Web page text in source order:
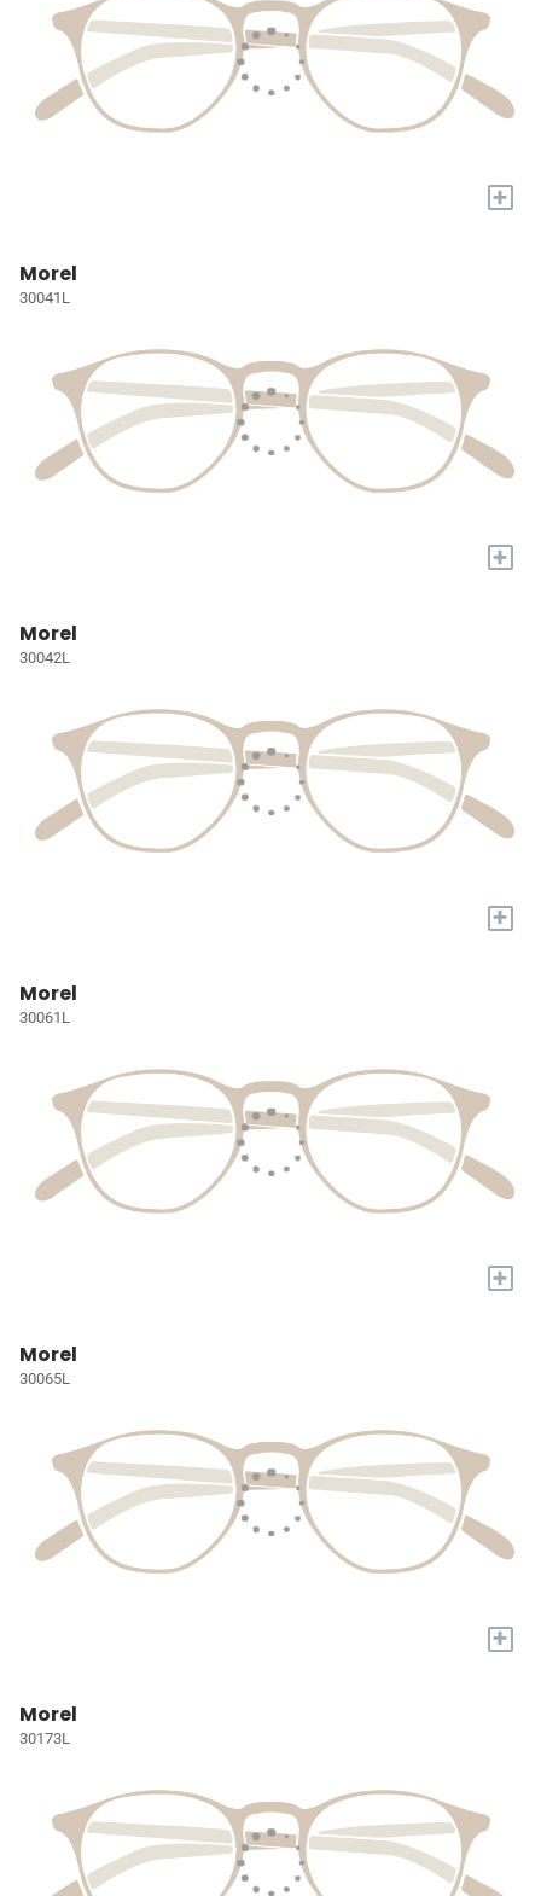
+
Morel
30041L
+
Morel
30042L
+
Morel
30061L
+
Morel
30065L
+
Morel
30173L